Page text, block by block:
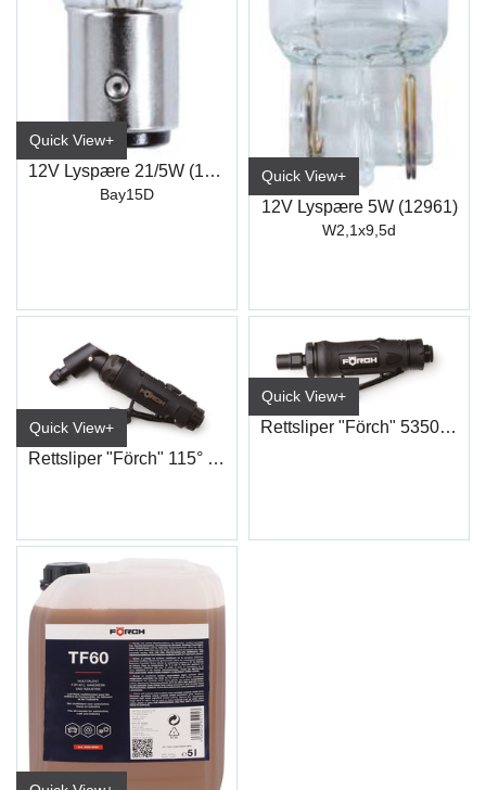
Quick View+
12V Lyspære 21/5W (12499)
Bay15D
Quick View+
12V Lyspære 5W (12961)
W2,1x9,5d
Quick View+
Rettsliper "Förch" 115° 5350E 7102
Quick View+
Rettsliper "Förch" 5350E 7011